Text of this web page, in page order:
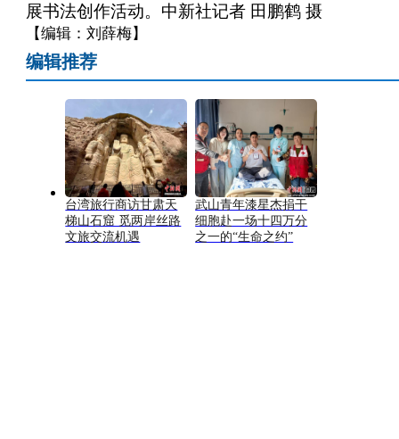
展书法创作活动。中新社记者 田鹏鹤 摄
【编辑：刘薛梅】
编辑推荐
台湾旅行商访甘肃天
梯山石窟 觅两岸丝路
文旅交流机遇
武山青年漆星杰捐干
细胞赴一场十四万分
之一的“生命之约”